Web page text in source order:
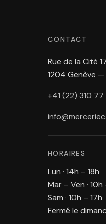
CONTACT
Rue de la Cité 17
1204 Genève —
+41 (22) 310 77
HORAIRES
Lun · 14h – 18h
Mar – Ven · 10h
Sam · 10h – 17h
Fermé le